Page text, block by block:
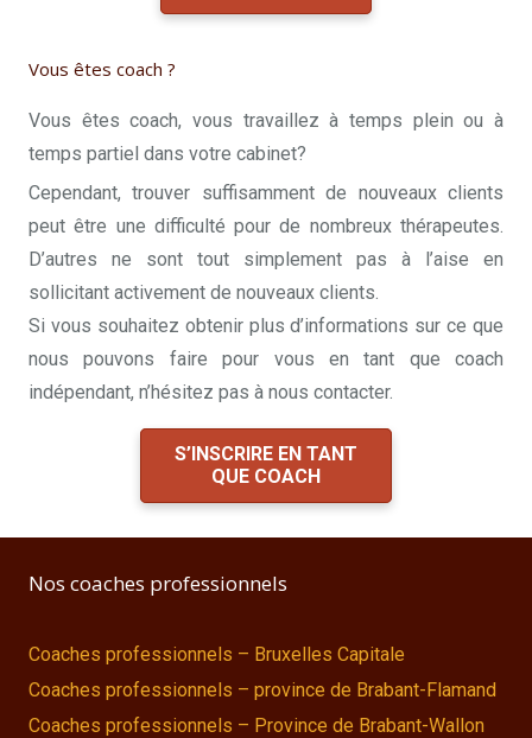
Vous êtes coach ?
Vous êtes coach, vous travaillez à temps plein ou à
temps partiel dans votre cabinet?
Cependant, trouver suffisamment de nouveaux clients
peut être une difficulté pour de nombreux thérapeutes.
D’autres ne sont tout simplement pas à l’aise en
sollicitant activement de nouveaux clients.
Si vous souhaitez obtenir plus d’informations sur ce que
nous pouvons faire pour vous en tant que coach
indépendant, n’hésitez pas à nous contacter.
S’INSCRIRE EN TANT
QUE COACH
Nos coaches professionnels
Coaches professionnels – Bruxelles Capitale
Coaches professionnels – province de Brabant-Flamand
Coaches professionnels – Province de Brabant-Wallon